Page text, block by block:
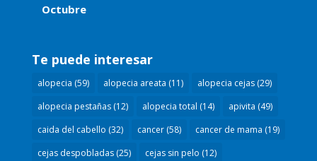
Octubre
Te puede interesar
alopecia (59) alopecia areata (11) alopecia cejas(29)
alopecia pestañas(12) alopecia total (14) apivita (49)
caida del cabello (32) cancer(58) cancer de mama (19)
cejas despobladas(25) cejas sin pelo (12)